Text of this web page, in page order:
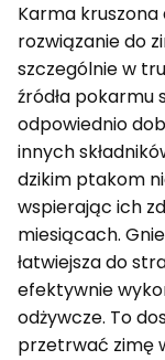
Karma
rozwiązanie do
szczególnie w
źródła pokarmu
odpowiednio
innych
dzikim ptakom
wspierając ich
miesiącach.
łatwiejsza do
efektywnie
odżywcze. To
przetrwać zimę